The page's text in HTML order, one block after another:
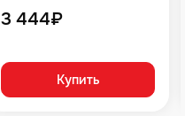
3 444₽
Купить